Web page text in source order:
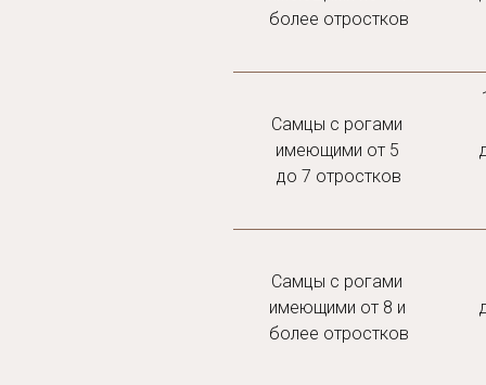
более отростков
Самцы с рогами
имеющими от 5
до 7 отростков
Самцы с рогами
имеющими от 8 и
более отростков